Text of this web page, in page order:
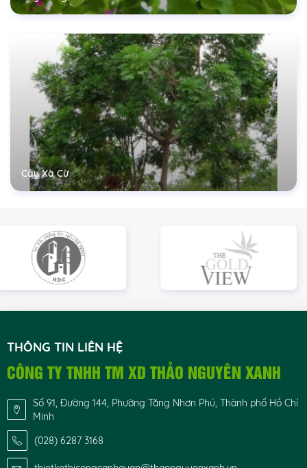
Cây Xà Cừ
THÔNG TIN LIÊN HỆ
CÔNG TY TNHH TM XD THẢO NGUYÊN XANH
Số 91, Đường 144, Phường Tăng Nhơn Phú, Thành phố Hồ Chí
Minh
(028) 6287 3168